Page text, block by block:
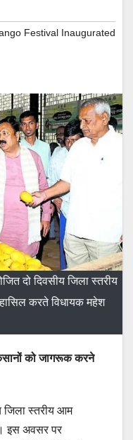
Festival Inaugurated
दो दिवसीय जिला स्तरीय
करते विधायक महेश
को जागरूक करने
जिला स्तरीय आम
इस अवसर पर